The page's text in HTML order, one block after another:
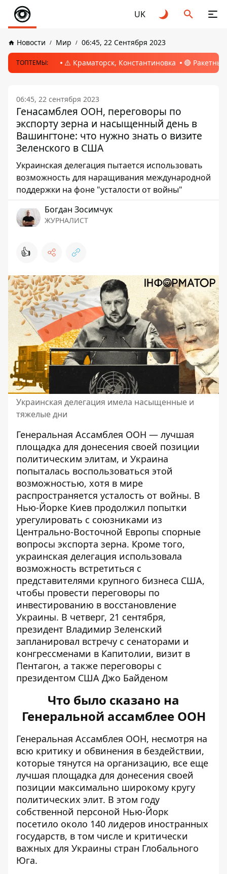
UK
Новости Мир 06:45, 22 Сентября 2023
ТОПТЕМЫ: ⚠️ Краматорск, Константиновка 🔴
06:45, 22 сентября 2023
Генасамблея ООН, переговоры по
экспорту зерна и насыщенный день в
Вашингтоне: что нужно знать о визите
Зеленского в США
Украинская делегация пытается использовать
возможность для наращивания международной
поддержки на фоне "усталости от войны"
Богдан Зосимчук
ЖУРНАЛИСТ
👍
Украинская делегация имела насыщенные и
тяжелые дни
Генеральная Ассамблея ООН — лучшая
площадка для донесения своей позиции
политическим элитам, и Украина
попыталась воспользоваться этой
возможностью, хотя в мире
распространяется усталость от войны. В
Нью-Йорке Киев продолжил попытки
урегулировать с союзниками из
Центрально-Восточной Европы спорные
вопросы экспорта зерна. Кроме того,
украинская делегация использовала
возможность встретиться с
представителями крупного бизнеса США,
чтобы провести переговоры по
инвестированию в восстановление
Украины. В четверг, 21 сентября,
президент Владимир Зеленский
запланировал встречу с сенаторами и
конгрессменами в Капитолии, визит в
Пентагон, а также переговоры с
президентом США Джо Байденом
Что было сказано на
Генеральной ассамблее ООН
Генеральная Ассамблея ООН, несмотря на
всю критику и обвинения в бездействии,
которые тянутся на организацию, все еще
лучшая площадка для донесения своей
позиции максимально широкому кругу
политических элит. В этом году
собственной персоной Нью-Йорк
посетило около 140 лидеров иностранных
государств, в том числе и критически
важных для Украины стран Глобального
Юга.